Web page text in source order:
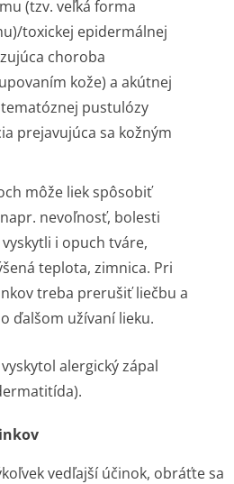
(tzv. veľká forma
toxickej epidermálnej
choroba
kože) a akútnej
pustulózy
prejavujúca sa kožným
môže liek spôsobiť
nevoľnosť, bolesti
i opuch tváre,
teplota, zimnica. Pri
treba prerušiť liečbu a
ďalšom užívaní lieku.
alergický zápal
vedľajší účinok, obráťte sa